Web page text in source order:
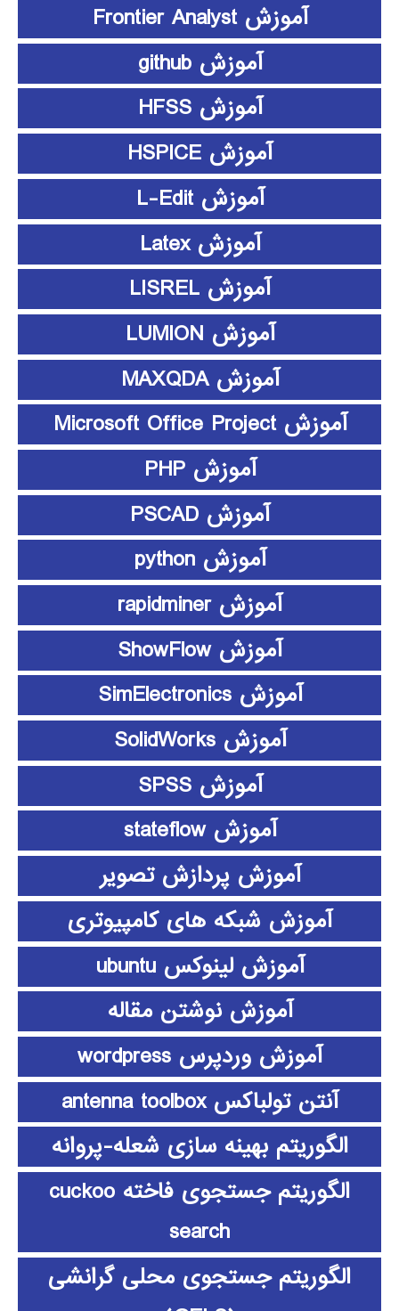
آموزش Frontier Analyst
آموزش github
آموزش HFSS
آموزش HSPICE
آموزش L-Edit
آموزش Latex
آموزش LISREL
آموزش LUMION
آموزش MAXQDA
آموزش Microsoft Office Project
آموزش PHP
آموزش PSCAD
آموزش python
آموزش rapidminer
آموزش ShowFlow
آموزش SimElectronics
آموزش SolidWorks
آموزش SPSS
آموزش stateflow
آموزش پردازش تصویر
آموزش شبکه های کامپیوتری
آموزش لینوکس ubuntu
آموزش نوشتن مقاله
آموزش وردپرس wordpress
آنتن تولباکس antenna toolbox
الگوریتم بهینه سازی شعله-پروانه
الگوریتم جستجوی فاخته cuckoo
search
الگوریتم جستجوی محلی گرانشی